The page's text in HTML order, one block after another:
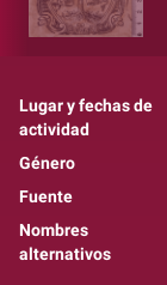
Lugar y fechas de
actividad
Género
Fuente
Nombres
alternativos